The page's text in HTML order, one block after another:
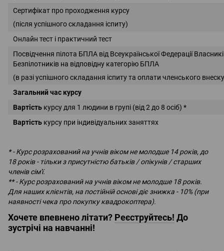
Сертифікат про проходження курсу
(після успішного складання іспиту)
Онлайн тест і практичний тест
Посвідчення пілота БПЛА від Всеукраїнської Федерації
Безпілотників на відповідну категорію БПЛА
(в разі успішного складання іспиту та оплати членського
Загальний час курсу
Вартість курсу для 1 людини в групі (від 2 до 8 осіб) *
Вартість курсу при індивідуальних заняттях
* - Курс розрахований на учнів віком не молодше 14 років, до
18 років - тільки з присутністю батьків / опікунів / старших
членів сім'ї.
** - Курс розрахований на учнів віком не молодше 18 років.
Для наших клієнтів, на постійній основі діє знижка - 10% (при
наявності чека про покупку квадрокоптера).
Хочете впевнено літати? Реєструйтесь! До
зустрічі на навчанні!